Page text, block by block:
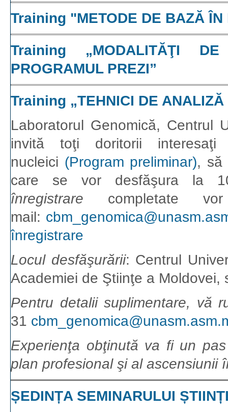
Training "METODE DE BAZĂ
Training „MODALITĂŢI
PROGRAMUL PREZI”
Training „TEHNICI DE
Laboratorul Genomică, Centrul
invită toţi doritorii
nucleici (Program preliminar), să
care se vor desfăşura la
înregistrare completate
mail:
înregistrare
Locul desfăşurării: Centrul
Academiei de Ştiinţe a
Pentru detalii suplimentare, vă
31
Experienţa obţinută va fi un
plan profesional şi al ascensiunii
ȘEDINȚA SEMINARULUI